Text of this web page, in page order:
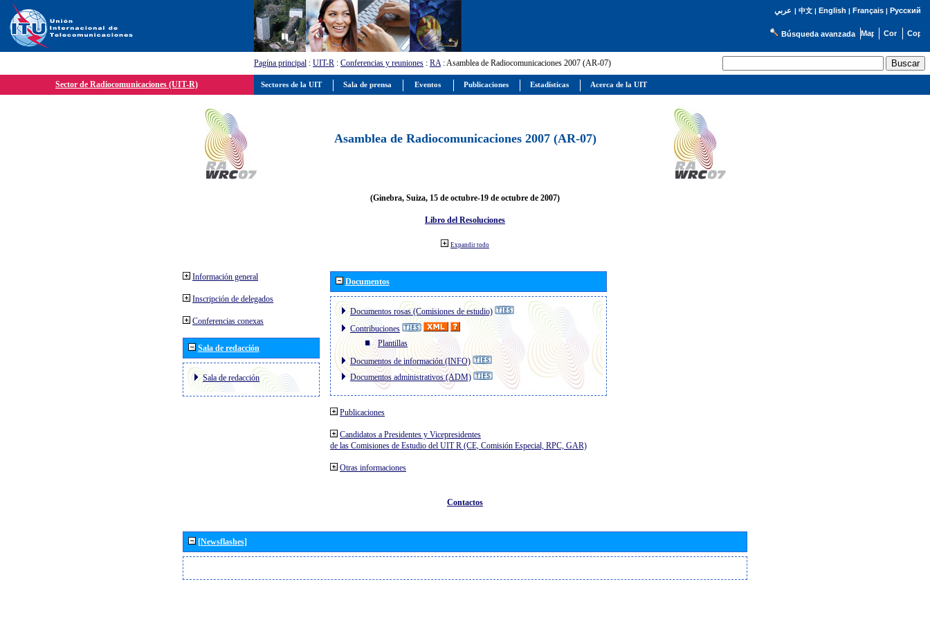
عربي | 中文| English | Français| Русский
Búsqueda avanzada
Pagína principal : UIT-R : Conferencias y reuniones : RA: Asamblea de Radiocomunicaciones 2007 (AR-07)
Sector de Radiocomunicaciones (UIT-R)
Asamblea de Radiocomunicaciones 2007 (AR-07)
(Ginebra, Suiza, 15 de octubre-19 de octubre de 2007)
Libro del Resoluciones
Expandir todo
Información general
Inscripción de delegados
Conferencias conexas
Sala de redacción
Sala de redacción
Documentos
Documentos rosas (Comisiones de estudio)
Contribuciones
Plantillas
Documentos de información (INFO)
Documentos administrativos (ADM)
Publicaciones
Candidatos a Presidentes y Vicepresidentes
de las Comisiones de Estudio del UIT R (CE, Comisión Especial, RPC, GAR)
Otras informaciones
Contactos
[Newsflashes]
Sectores de la UIT Sala de prensa Eventos Publicaciones Estadísticas Acerca de la UIT